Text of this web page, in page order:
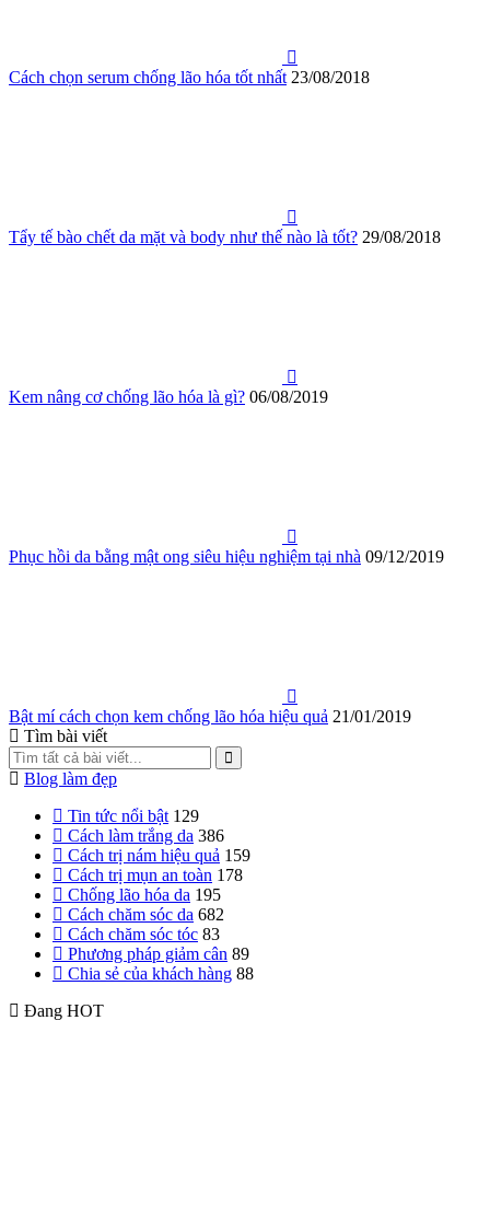
Cách chọn serum chống lão hóa tốt nhất 23/08/2018
Tẩy tế bào chết da mặt và body như thế nào là tốt? 29/08/2018
Kem nâng cơ chống lão hóa là gì? 06/08/2019
Phục hồi da bằng mật ong siêu hiệu nghiệm tại nhà 09/12/2019
Bật mí cách chọn kem chống lão hóa hiệu quả 21/01/2019
Tìm bài viết
Blog làm đẹp
Tin tức nổi bật 129
Cách làm trắng da 386
Cách trị nám hiệu quả 159
Cách trị mụn an toàn 178
Chống lão hóa da 195
Cách chăm sóc da 682
Cách chăm sóc tóc 83
Phương pháp giảm cân 89
Chia sẻ của khách hàng 88
Đang HOT